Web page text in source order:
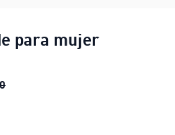
para mujer
Tenis PUMA Fade para mujer